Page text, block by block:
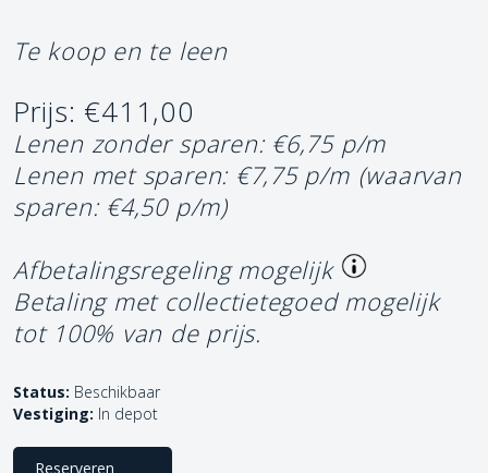
Te koop en te leen
Prijs: €411,00
Lenen zonder sparen: €6,75 p/m
Lenen met sparen: €7,75 p/m (waarvan
sparen: €4,50 p/m)
Afbetalingsregeling mogelijk
Betaling met collectietegoed mogelijk
tot 100% van de prijs.
Status: Beschikbaar
Vestiging: In depot
Reserveren